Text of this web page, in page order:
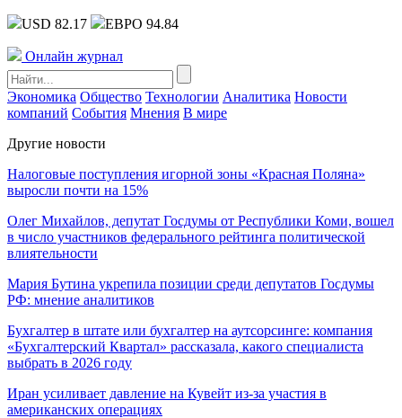
USD 82.17 ЕВРО 94.84
Онлайн журнал
Экономика Общество Технологии Аналитика Новости
компаний События Мнения В мире
Другие новости
Налоговые поступления игорной зоны «Красная Поляна»
выросли почти на 15%
Олег Михайлов, депутат Госдумы от Республики Коми, вошел
в число участников федерального рейтинга политической
влиятельности
Мария Бутина укрепила позиции среди депутатов Госдумы
РФ: мнение аналитиков
Бухгалтер в штате или бухгалтер на аутсорсинге: компания
«Бухгалтерский Квартал» рассказала, какого специалиста
выбрать в 2026 году
Иран усиливает давление на Кувейт из-за участия в
американских операциях